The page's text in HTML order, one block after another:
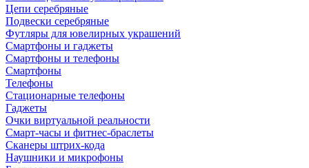
Цепи серебряные
Подвески серебряные
Футляры для ювелирных украшений
Смартфоны и гаджеты
Смартфоны и телефоны
Смартфоны
Телефоны
Стационарные телефоны
Гаджеты
Очки виртуальной реальности
Смарт-часы и фитнес-браслеты
Сканеры штрих-кода
Наушники и микрофоны